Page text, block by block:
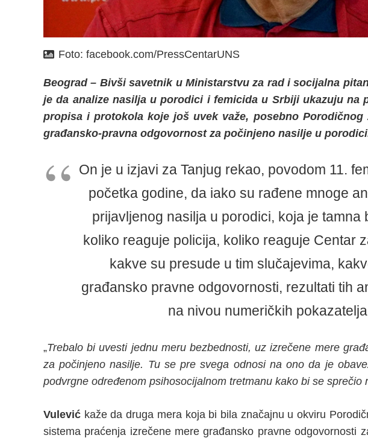
Foto:facebook.com/PressCentarUNS
Beograd – Bivši savetnik u Ministarstvu za rad i socijalna
je da analize nasilja u porodici i femicida u Srbiji ukazuju na
propisa i protokola koje još uvek važe, posebno Porodičnog
građansko-pravna odgovornost za počinjeno nasilje u
On je u izjavi za Tanjug rekao, povodom 11.
početka godine, da iako su rađene mnoge
prijavljenog nasilja u porodici, koja je tamna
koliko reaguje policija, koliko reaguje Centar
kakve su presude u tim slučajevima,
građansko pravne odgovornosti, rezultati tih
na nivou numeričkih
„Trebalo bi uvesti jednu meru bezbednosti, uz izrečene mere
za počinjeno nasilje. Tu se pre svega odnosi na ono da je
podvrgne određenom psihosocijalnom tretmanu kako bi se sprečio
Vulević kaže da druga mera koja bi bila značajnu u okviru
sistema praćenja izrečene mere građansko pravne odgovornosti